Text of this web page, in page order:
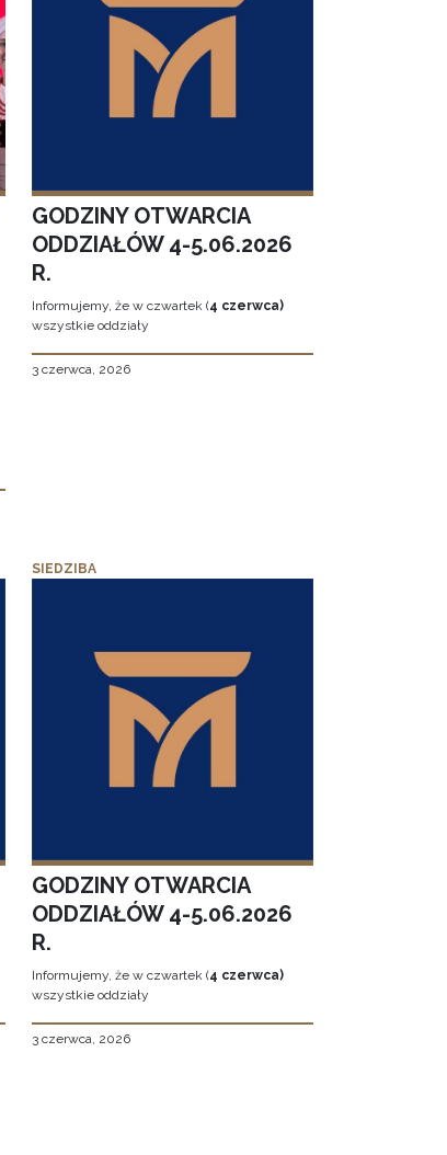
GODZINY OTWARCIA
ODDZIAŁÓW 4-5.06.2026
R.
Informujemy, że w czwartek (4 czerwca)
wszystkie oddziały
3 czerwca, 2026
SIEDZIBA
GODZINY OTWARCIA
ODDZIAŁÓW 4-5.06.2026
R.
Informujemy, że w czwartek (4 czerwca)
wszystkie oddziały
3 czerwca, 2026